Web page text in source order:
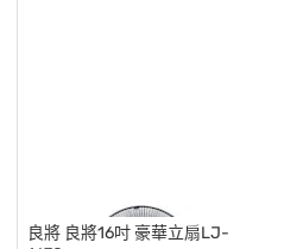
良將 良將16吋 豪華立扇LJ-